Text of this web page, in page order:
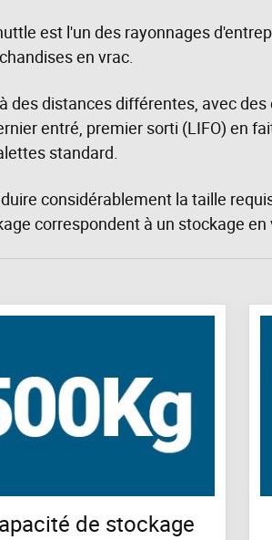
est l'un des rayonnages
en vrac.
distances différentes, avec
entré, premier sorti (LIFO) en
standard.
considérablement la taille
correspondent à un stockage en
de stockage